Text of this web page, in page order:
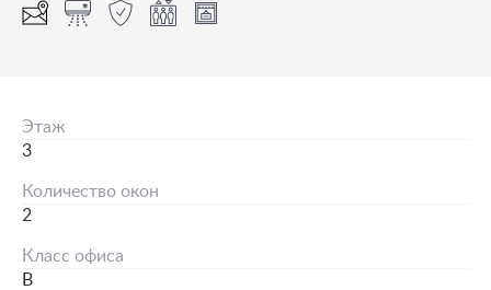
Этаж
3
Количество окон
2
Класс офиса
B